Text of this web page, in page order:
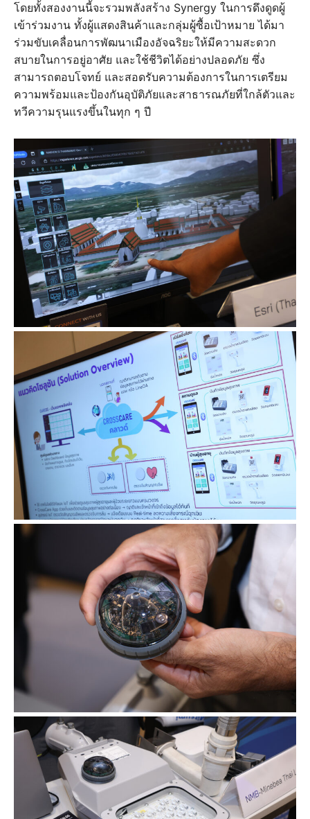
โดยทั้งสองงานนี้จะรวมพลังสร้าง Synergy ในการดึงดูดผู้
เข้าร่วมงาน ทั้งผู้แสดงสินค้าและกลุ่มผู้ซื้อเป้าหมาย ได้มา
ร่วมขับเคลื่อนการพัฒนาเมืองอัจฉริยะให้มีความสะดวก
สบายในการอยู่อาศัย และใช้ชีวิตได้อย่างปลอดภัย ซึ่ง
สามารถตอบโจทย์ และสอดรับความต้องการในการเตรียม
ความพร้อมและป้องกันอุบัติภัยและสาธารณภัยที่ใกล้ตัวและ
ทวีความรุนแรงขึ้นในทุก ๆ ปี